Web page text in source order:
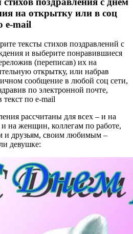
на открытку или в соц
e-mail
тексты стихов поздравлений с
и выберите понравившиеся
(переписав) их на
открытку, или набрав
сообщение в любой соц сети,
по электронной почте,
текст по e-mail
рассчитаны для всех – и на
на женщин, коллегам по работе,
и друзьям, своим любимым –
девушке: